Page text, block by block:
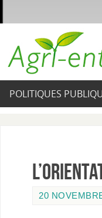
POLITIQUES
20